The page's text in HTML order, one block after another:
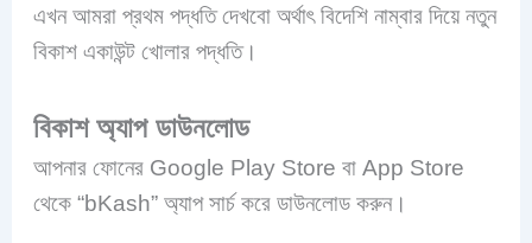
এখন আমরা প্রথম পদ্ধতি দেখবো অর্থাৎ বিদেশি নাম্বার দিয়ে নতুন
বিকাশ একাউন্ট খোলার পদ্ধতি।
বিকাশ অ্যাপ ডাউনলোড
আপনার ফোনের Google Play Store বা App Store
থেকে “bKash” অ্যাপ সার্চ করে ডাউনলোড করুন।